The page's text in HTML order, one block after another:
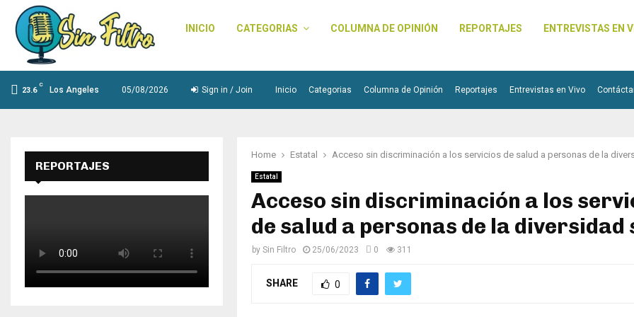
INICIO CATEGORIAS COLUMNA DE OPINIÓN REPORTAJES ENTREVISTAS EN
23.6
C
Los Angeles 05/08/2026 Sign in / Join Inicio Categorias Columna de Opinión Reportajes Entrevistas en Vivo
Home Estatal Acceso sin discriminación a los servicios de salud a personas de la
Estatal
Acceso sin discriminación a los
de salud a personas de la diversidad
by Sin Filtro 25/06/2023 0 311
SHARE 0
REPORTAJES